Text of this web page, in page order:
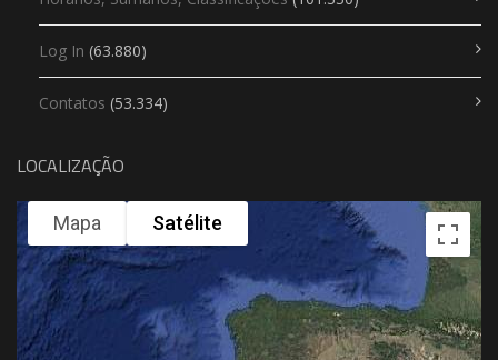
Log In (63.880)
Contatos (53.334)
LOCALIZAÇÃO
Mapa Satélite